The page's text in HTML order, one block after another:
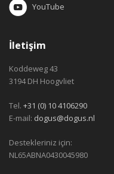
YouTube
İletişim
Koddeweg 43
3194 DH Hoogvliet
Tel. +31 (0) 10 4106290
E-mail: dogus@dogus.nl
Destekleriniz için:
NL65ABNA0430045980